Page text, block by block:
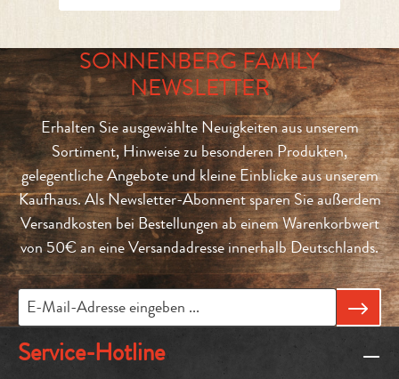
SONNENBERG FAMILY
NEWSLETTER
Erhalten Sie ausgewählte Neuigkeiten aus unserem
Sortiment, Hinweise zu besonderen Produkten,
gelegentliche Angebote und kleine Einblicke aus unserem
Kaufhaus. Als Newsletter-Abonnent sparen Sie außerdem
Versandkosten bei Bestellungen ab einem Warenkorbwert
von 50€ an eine Versandadresse innerhalb Deutschlands.
Service-Hotline